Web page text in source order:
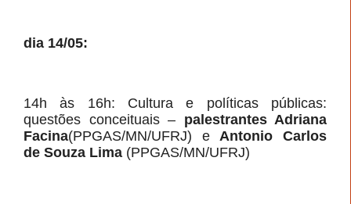
dia 14/05:
14h às 16h: Cultura e políticas públicas:
questões conceituais – palestrantes Adriana
Facina(PPGAS/MN/UFRJ) eAntonio Carlos
de Souza Lima (PPGAS/MN/UFRJ)